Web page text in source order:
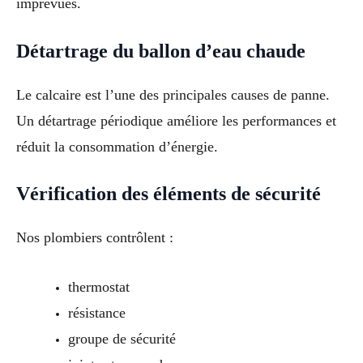
Détartrage du ballon d’eau chaude
Le calcaire est l’une des principales causes de panne.
Un détartrage périodique améliore les performances et
réduit la consommation d’énergie.
Vérification des éléments de sécurité
Nos plombiers contrôlent :
thermostat
résistance
groupe de sécurité